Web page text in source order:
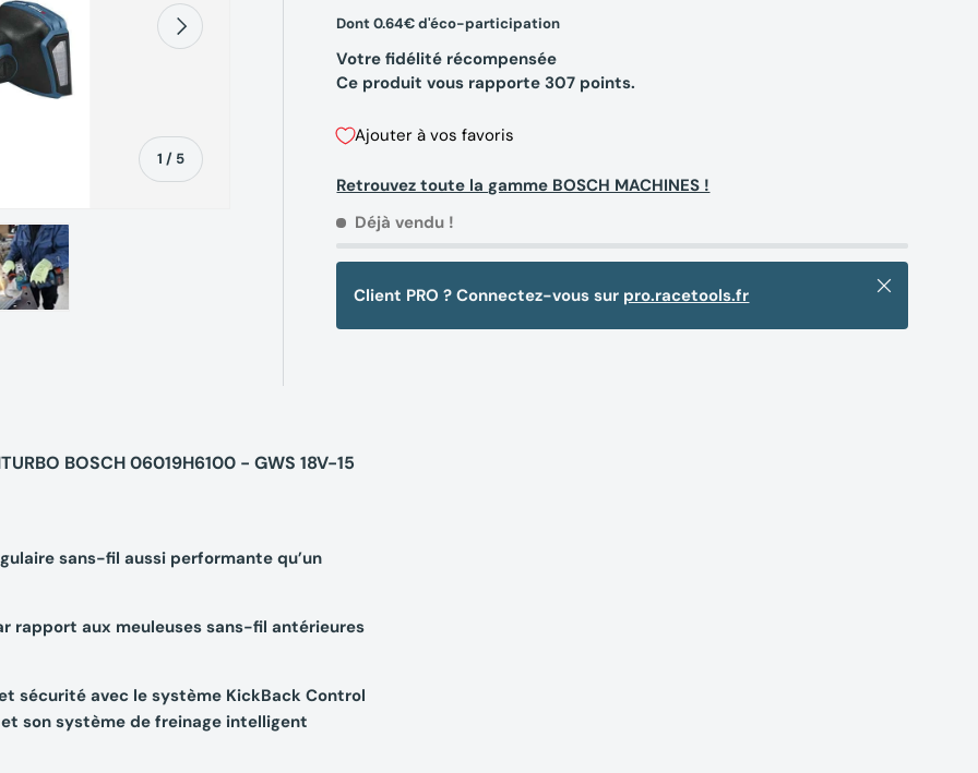
1 / de
5
Suivant
Dont 0.64€ d'éco-participation
Votre fidélité récompensée
Ce produit vous rapporte307 points.
Ajouter à vos favoris
Retrouvez toute la gamme BOSCH MACHINES !
Déjà vendu !
Client PRO ? Connectez-vous sur pro.racetools.fr Fermer
BOSCH 06019H6100 - GWS 18V-15
sans-fil aussi performante qu’un
rapport aux meuleuses sans-fil antérieures
sécurité avec le système KickBack Control
son système de freinage intelligent